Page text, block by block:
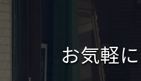
お気軽に